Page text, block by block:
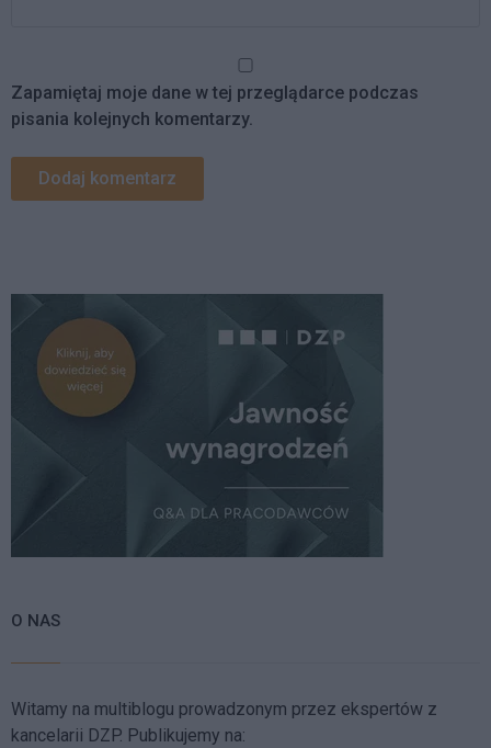
Zapamiętaj moje dane w tej przeglądarce podczas
pisania kolejnych komentarzy.
O NAS
Witamy na multiblogu prowadzonym przez ekspertów z
kancelarii DZP. Publikujemy na: